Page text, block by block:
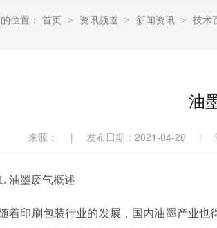
位置： 首页 > 资讯频道 > 新闻资讯 > 技术
油
来源： | 发布日期：2021-04-26 |
油墨废气概述
随着印刷包装行业的发展，国内油墨产业